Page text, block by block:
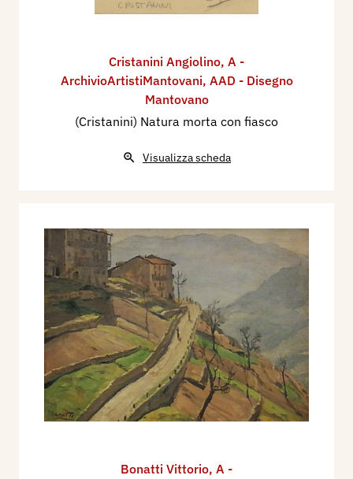
Cristanini Angiolino, A -
ArchivioArtistiMantovani, AAD - Disegno
Mantovano
(Cristanini) Natura morta con fiasco
Visualizza scheda
Bonatti Vittorio, A -